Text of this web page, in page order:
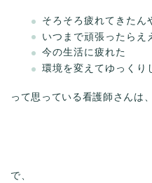
そろそろ疲れてきたん
いつまで頑張ったらえ
今の生活に疲れた
環境を変えてゆっくり
って思っている看護師さんは
で、